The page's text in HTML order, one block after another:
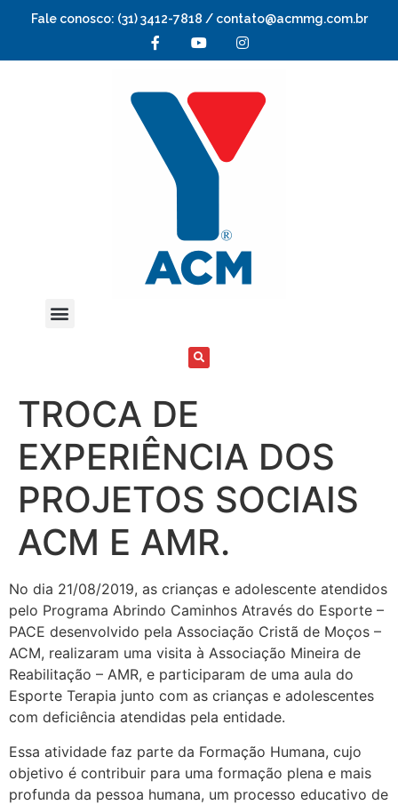
Fale conosco: (31) 3412-7818 / contato@acmmg.com.br
TROCA DE
EXPERIÊNCIA DOS
PROJETOS SOCIAIS
ACM E AMR.
No dia 21/08/2019, as crianças e adolescente atendidos
pelo Programa Abrindo Caminhos Através do Esporte –
PACE desenvolvido pela Associação Cristã de Moços –
ACM, realizaram uma visita à Associação Mineira de
Reabilitação – AMR, e participaram de uma aula do
Esporte Terapia junto com as crianças e adolescentes
com deficiência atendidas pela entidade.
Essa atividade faz parte da Formação Humana, cujo
objetivo é contribuir para uma formação plena e mais
profunda da pessoa humana, um processo educativo de